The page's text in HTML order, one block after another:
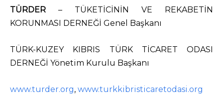
TÜRDER – TÜKETİCİNİN VE REKABETİN
KORUNMASI DERNEĞİ Genel Başkanı
TÜRK-KUZEY KIBRIS TÜRK TİCARET ODASI
DERNEĞİ Yönetim Kurulu Başkanı
www.turder.org, www.turkkibristicaretodasi.org